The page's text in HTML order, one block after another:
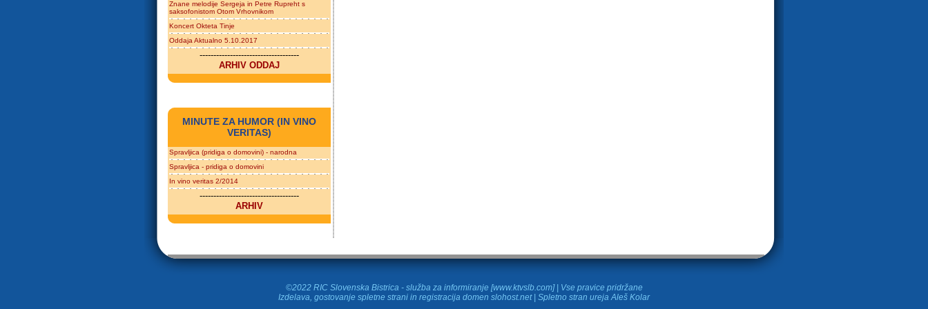
Znane melodije Sergeja in Petre Rupreht s
saksofonistom Otom Vrhovnikom
Koncert Okteta Tinje
Oddaja Aktualno 5.10.2017
------------------------------------
ARHIV ODDAJ
MINUTE ZA HUMOR (IN VINO
VERITAS)
Spravljica (pridiga o domovini) - narodna
Spravljica - pridiga o domovini
In vino veritas 2/2014
------------------------------------
ARHIV
©2022 RIC Slovenska Bistrica - služba za informiranje [www.ktvslb.com] | Vse pravice pridržane
Izdelava, gostovanje spletne strani in registracija domen slohost.net | Spletno stran ureja Aleš Kolar